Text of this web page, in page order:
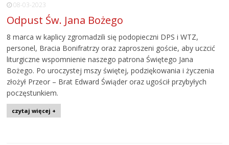
08-03-2023
Odpust Św. Jana Bożego
8 marca w kaplicy zgromadzili się podopieczni DPS i WTZ,
personel, Bracia Bonifratrzy oraz zaproszeni goście, aby uczcić
liturgiczne wspomnienie naszego patrona Świętego Jana
Bożego. Po uroczystej mszy świętej, podziękowania i życzenia
złożył Przeor – Brat Edward Świąder oraz ugościł przybyłych
poczęstunkiem.
czytaj więcej +